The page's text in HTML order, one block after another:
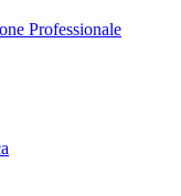
Professionale